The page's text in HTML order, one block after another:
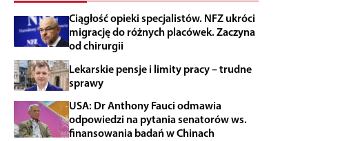
Ciągłość opieki specjalistów. NFZ ukróci
migrację do różnych placówek. Zaczyna
od chirurgii
Lekarskie pensje i limity pracy – trudne
sprawy
USA: Dr Anthony Fauci odmawia
odpowiedzi na pytania senatorów ws.
finansowania badań w Chinach